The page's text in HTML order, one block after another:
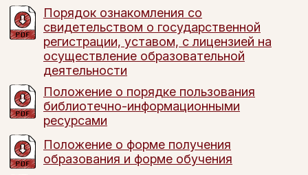
Порядок ознакомления со
свидетельством о государственной
регистрации, уставом, с лицензией на
осуществление образовательной
деятельности
Положение о порядке пользования
библиотечно-информационными
ресурсами
Положение о форме получения
образования и форме обучения